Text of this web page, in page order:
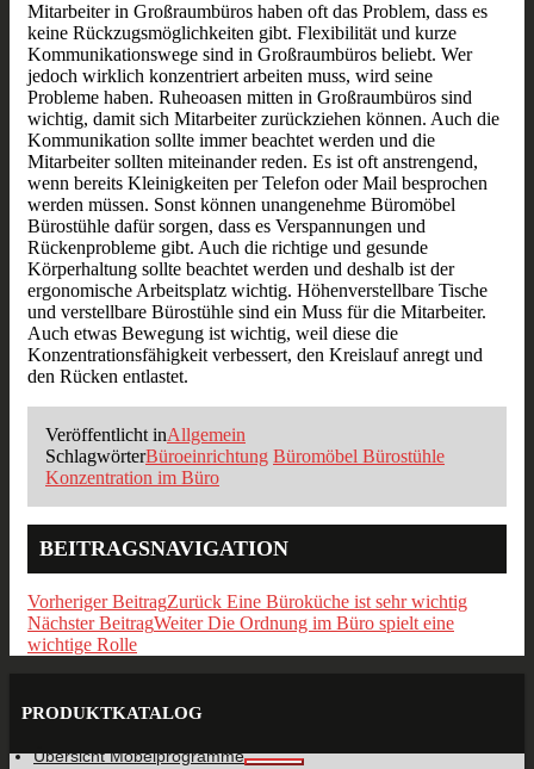
Mitarbeiter in Großraumbüros haben oft das Problem, dass es
keine Rückzugsmöglichkeiten gibt. Flexibilität und kurze
Kommunikationswege sind in Großraumbüros beliebt. Wer
jedoch wirklich konzentriert arbeiten muss, wird seine
Probleme haben. Ruheoasen mitten in Großraumbüros sind
wichtig, damit sich Mitarbeiter zurückziehen können. Auch die
Kommunikation sollte immer beachtet werden und die
Mitarbeiter sollten miteinander reden. Es ist oft anstrengend,
wenn bereits Kleinigkeiten per Telefon oder Mail besprochen
werden müssen. Sonst können unangenehme Büromöbel
Bürostühle dafür sorgen, dass es Verspannungen und
Rückenprobleme gibt. Auch die richtige und gesunde
Körperhaltung sollte beachtet werden und deshalb ist der
ergonomische Arbeitsplatz wichtig. Höhenverstellbare Tische
und verstellbare Bürostühle sind ein Muss für die Mitarbeiter.
Auch etwas Bewegung ist wichtig, weil diese die
Konzentrationsfähigkeit verbessert, den Kreislauf anregt und
den Rücken entlastet.
Veröffentlicht inAllgemein
SchlagwörterBüroeinrichtung Büromöbel Bürostühle
Konzentration im Büro
BEITRAGSNAVIGATION
Vorheriger BeitragZurück Eine Büroküche ist sehr wichtig
Nächster BeitragWeiter Die Ordnung im Büro spielt eine
wichtige Rolle
PRODUKTKATALOG
Übersicht Möbelprogramme